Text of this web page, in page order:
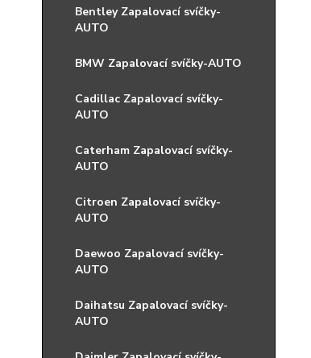
Bentley Zapalovací svíčky-
AUTO
BMW Zapalovací svíčky-AUTO
Cadillac Zapalovací svíčky-
AUTO
Caterham Zapalovací svíčky-
AUTO
Citroen Zapalovací svíčky-
AUTO
Daewoo Zapalovací svíčky-
AUTO
Daihatsu Zapalovací svíčky-
AUTO